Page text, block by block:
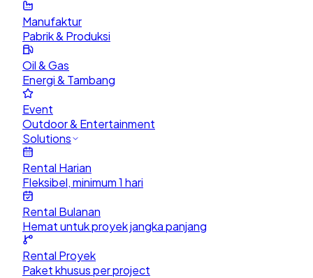
Manufaktur
Pabrik & Produksi
Oil & Gas
Energi & Tambang
Event
Outdoor & Entertainment
Solutions
Rental Harian
Fleksibel, minimum 1 hari
Rental Bulanan
Hemat untuk proyek jangka panjang
Rental Proyek
Paket khusus per project